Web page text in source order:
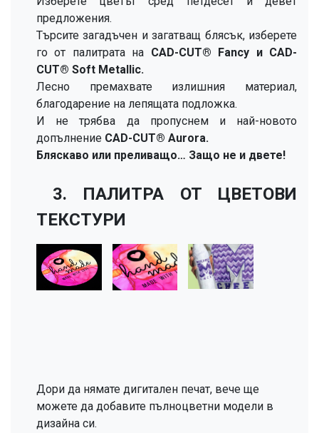
предложения.
Търсите загадъчен и загатващ блясък, изберете
го от палитрата на CAD-CUT® Fancy и CAD-
CUT® Soft Metallic.
Лесно премахвате излишния материал,
благодарение на лепящата подложка.
И не трябва да пропуснем и най-новото
допълнение CAD-CUT® Aurora.
Бляскаво или преливащо… Защо не и двете!
3. ПАЛИТРА ОТ ЦВЕТОВИ
ТЕКСТУРИ
Дори да нямате дигитален печат, вече ще
можете да добавите пълноцветни модели в
дизайна си.